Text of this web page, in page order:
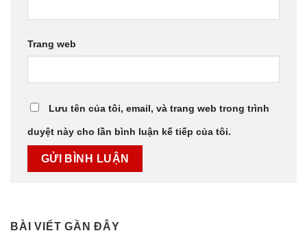
Trang web
Lưu tên của tôi, email, và trang web trong trình
duyệt này cho lần bình luận kế tiếp của tôi.
BÀI VIẾT GẦN ĐÂY